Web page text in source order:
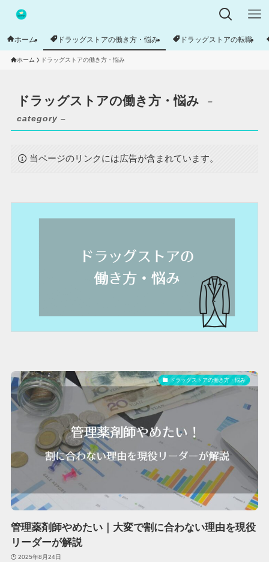
ホーム ドラッグストアの働き方・悩み ドラッグストアの転職
ホーム ドラッグストアの働き方・悩み
ドラッグストアの働き方・悩み
–
category –
当ページのリンクには広告が含まれています。
ドラッグストアの働き方・悩み
管理薬剤師やめたい｜大変で割に合わない理由を現役
リーダーが解説
2025年8月24日